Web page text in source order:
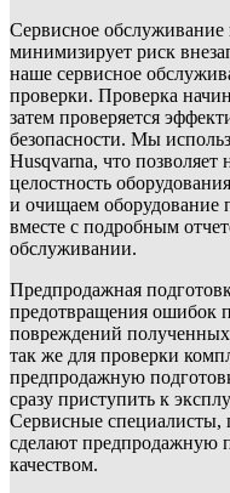
Сервисное обслуживание
минимизирует риск
наше сервисное
проверки. Проверка
затем проверяется
безопасности. Мы
Husqvarna, что позволяет
целостность
и очищаем оборудование
вместе с подробным
обслуживании.
Предпродажная
предотвращения ошибок
повреждений полученных
так же для проверки
предпродажную
сразу приступить к
Сервисные специалисты,
сделают предпродажную
качеством.